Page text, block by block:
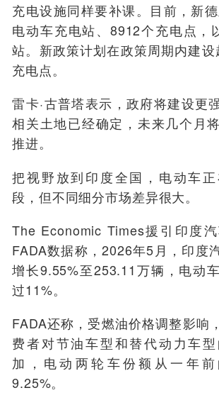
充电设施同样要补课。目前，新
电动车充电站、8912个充电点，
站。新政策计划在政策周期内建
充电点。
雷卡·古普塔表示，政府将建设更
相关土地已经确定，未来几个月
推进。
把视野放到印度全国，电动车
段，但不同细分市场差异很大。
The Economic Times援引印度
FADA数据称，2026年5月，印度
增长9.55%至253.11万辆，电动
过11%。
FADA还称，受燃油价格调整影响
费者对节油车型和替代动力车
加，电动两轮车份额从一年前
9.25%。